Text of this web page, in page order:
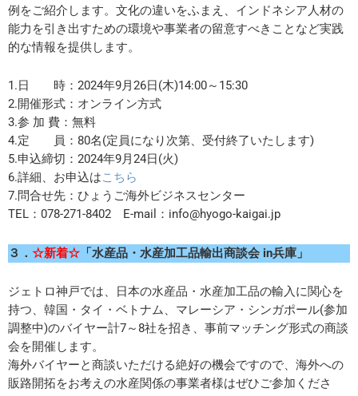
例をご紹介します。文化の違いをふまえ、インドネシア人材の
能力を引き出すための環境や事業者の留意すべきことなど実践
的な情報を提供します。
1.日 時：2024年9月26日(木)14:00～15:30
2.開催形式：オンライン方式
3.参 加 費：無料
4.定 員：80名(定員になり次第、受付終了いたします)
5.申込締切：2024年9月24日(火)
6.詳細、お申込はこちら
7.問合せ先：ひょうご海外ビジネスセンター
TEL：078-271-8402 E-mail：info@hyogo-kaigai.jp
３． ☆新着☆ 「水産品・水産加工品輸出商談会 in兵庫」
ジェトロ神戸では、日本の水産品・水産加工品の輸入に関心を
持つ、韓国・タイ・ベトナム、マレーシア・シンガポール(参加
調整中)のバイヤー計7～8社を招き、事前マッチング形式の商談
会を開催します。
海外バイヤーと商談いただける絶好の機会ですので、海外への
販路開拓をお考えの水産関係の事業者様はぜひご参加くださ